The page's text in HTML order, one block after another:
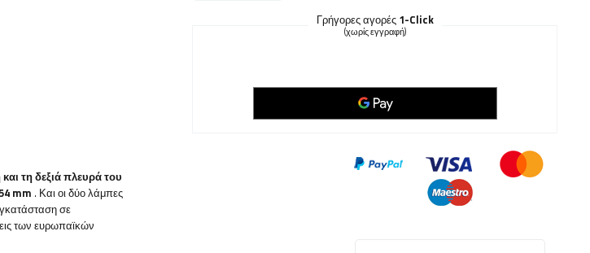
Γρήγορες αγορές 1-Click
(χωρίς εγγραφή)
τη δεξιά πλευρά του
mm . Και οι δύο λάμπες
σε
των ευρωπαϊκών